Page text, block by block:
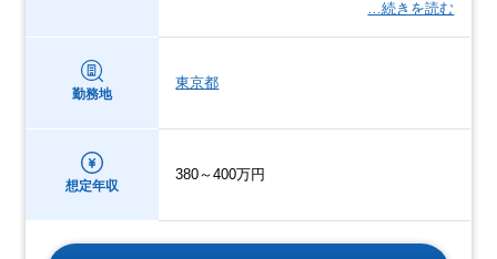
…続きを読む
勤務地
東京都
想定年収
380～400万円